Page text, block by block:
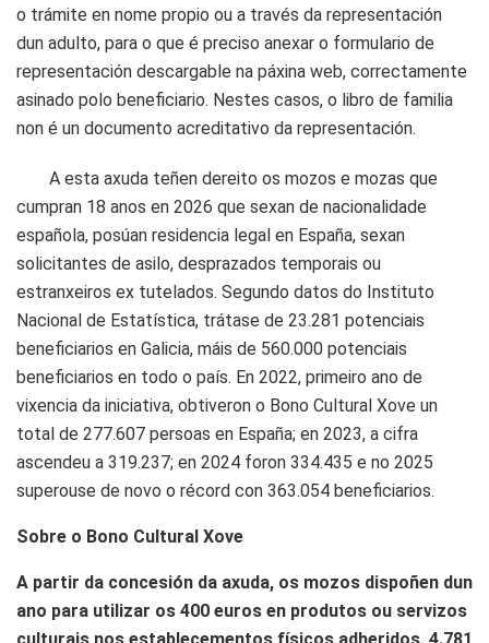
o trámite en nome propio ou a través da representación
dun adulto, para o que é preciso anexar o formulario de
representación descargable na páxina web, correctamente
asinado polo beneficiario. Nestes casos, o libro de familia
non é un documento acreditativo da representación.
A esta axuda teñen dereito os mozos e mozas que
cumpran 18 anos en 2026 que sexan de nacionalidade
española, posúan residencia legal en España, sexan
solicitantes de asilo, desprazados temporais ou
estranxeiros ex tutelados. Segundo datos do Instituto
Nacional de Estatística, trátase de 23.281 potenciais
beneficiarios en Galicia, máis de 560.000 potenciais
beneficiarios en todo o país. En 2022, primeiro ano de
vixencia da iniciativa, obtiveron o Bono Cultural Xove un
total de 277.607 persoas en España; en 2023, a cifra
ascendeu a 319.237; en 2024 foron 334.435 e no 2025
superouse de novo o récord con 363.054 beneficiarios.
Sobre o Bono Cultural Xove
A partir da concesión da axuda, os mozos dispoñen dun
ano para utilizar os 400 euros en produtos ou servizos